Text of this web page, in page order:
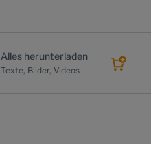
Alles herunterladen
Texte, Bilder, Videos